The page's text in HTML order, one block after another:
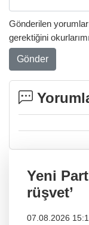
Gönderilen
gerektiğini
Gönder
Yeni
rüşvet’
07.08.2026